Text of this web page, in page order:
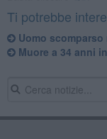
Ti potrebbe
Uomo scomparso
Muore a 34 anni